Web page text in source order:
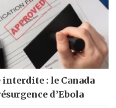
interdite : le Canada
d’Ebola